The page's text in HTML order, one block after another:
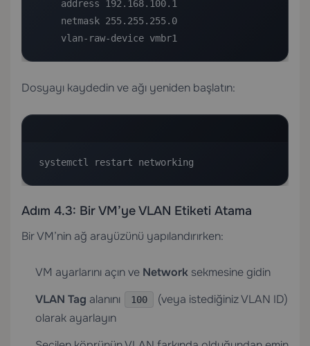
    vlan-raw-device vmbr1
Dosyayı kaydedin ve ağı yeniden başlatın:
systemctl restart networking
Adım 4.3: Bir VM’ye VLAN Etiketi Atama
Bir VM’nin ağ arayüzünü yapılandırırken:
VM ayarlarını açın ve Network sekmesine gidin
VLAN Tag alanını 100
(veya istediğiniz VLAN ID)
olarak ayarlayın